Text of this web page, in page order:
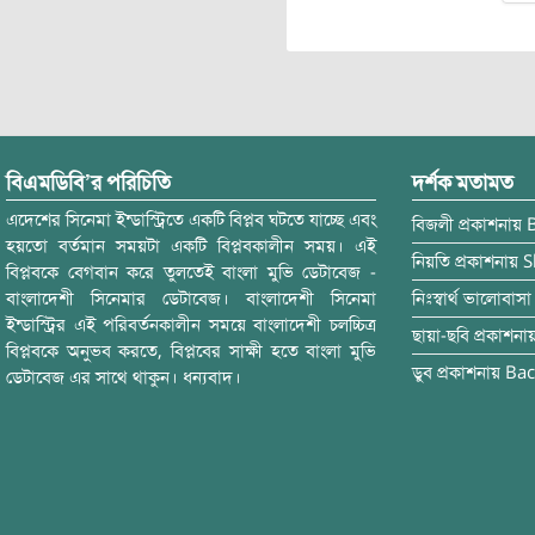
বিএমডিবি’র পরিচিতি
এদেশের সিনেমা ইন্ডাস্ট্রিতে একটি বিপ্লব ঘটতে যাচ্ছে এবং
হয়তো বর্তমান সময়টা একটি বিপ্লবকালীন সময়। এই
বিপ্লবকে বেগবান করে তুলতেই বাংলা মুভি ডেটাবেজ -
বাংলাদেশী সিনেমার ডেটাবেজ। বাংলাদেশী সিনেমা
ইন্ডাস্ট্রির এই পরিবর্তনকালীন সময়ে বাংলাদেশী চলচ্চিত্র
বিপ্লবকে অনুভব করতে, বিপ্লবের সাক্ষী হতে বাংলা মুভি
ডেটাবেজ এর সাথে থাকুন। ধন্যবাদ।
দর্শক মতামত
বিজলী প্রকাশনায়
নিয়তি প্রকাশনায়
নিঃস্বার্থ ভালোবাসা
ছায়া-ছবি
ডুব প্রকাশনায়